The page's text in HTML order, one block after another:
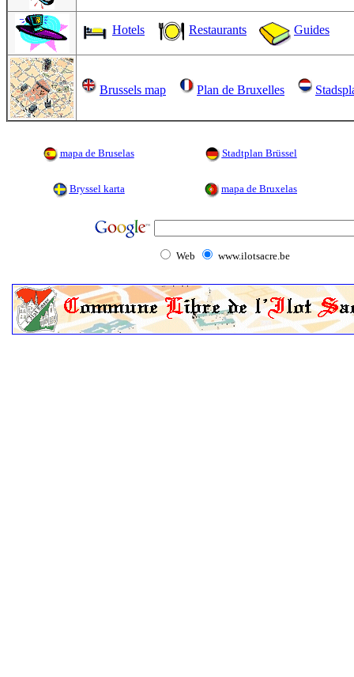
Hotels Restaurants Guides
Brussels map Plan de Bruxelles
mapa de Bruselas Stadtplan Brüssel
Bryssel karta mapa de Bruxelas
Web www.ilotsacre.be